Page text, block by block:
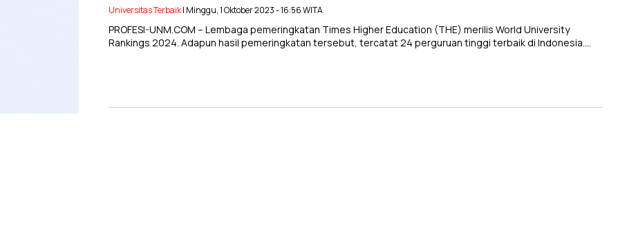
Universitas Terbaik| Minggu, 1 Oktober 2023 - 16:56 WITA
PROFESI-UNM.COM – Lembaga pemeringkatan Times Higher Education (THE) merilis World University
Rankings 2024. Adapun hasil pemeringkatan tersebut, tercatat 24 perguruan tinggi terbaik di Indonesia….